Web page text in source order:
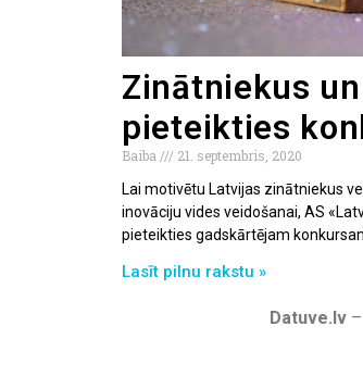
Zinātniekus
pieteikties
Baiba
21. septembris, 2020
Lai motivētu Latvijas zinātniekus
inovāciju vides veidošanai, AS
pieteikties gadskārtējam
Lasīt pilnu rakstu »
Datuve.lv